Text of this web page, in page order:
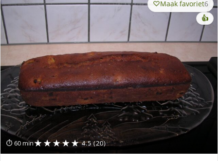
⏱ 60 min★★★★★ 4.5 (20)
Maak favoriet6
👍